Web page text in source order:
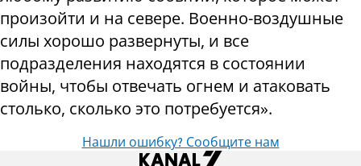
произойти и на севере. Военно-воздушные
силы хорошо развернуты, и все
подразделения находятся в состоянии
войны, чтобы отвечать огнем и атаковать
столько, сколько это потребуется».
Нашли ошибку? Сообщите нам